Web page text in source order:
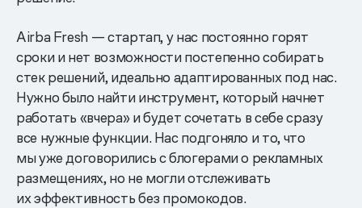
Airba Fresh — стартап, у нас постоянно горят
сроки и нет возможности постепенно собирать
стек решений, идеально адаптированных под нас.
Нужно было найти инструмент, который начнет
работать «вчера» и будет сочетать в себе сразу
все нужные функции. Нас подгоняло и то, что
мы уже договорились с блогерами о рекламных
размещениях, но не могли отслеживать
их эффективность без промокодов.